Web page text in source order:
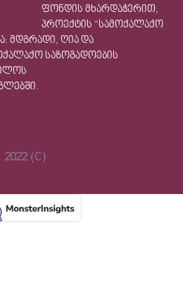
ფონდის მხარდაჭერით,
პროექტის “სამოქალაქო
მდგრადი, ღია და
საზოგადოების
2022 (C)